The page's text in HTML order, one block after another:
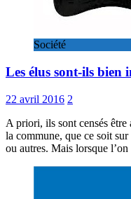
Société
Les élus sont-ils bien
22 avril 2016 2
A priori, ils sont censés être
la commune, que ce soit
ou autres. Mais lorsque